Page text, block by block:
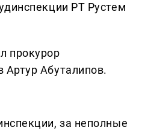
РТ Рустем
прокурор
Абуталипов.
за неполные